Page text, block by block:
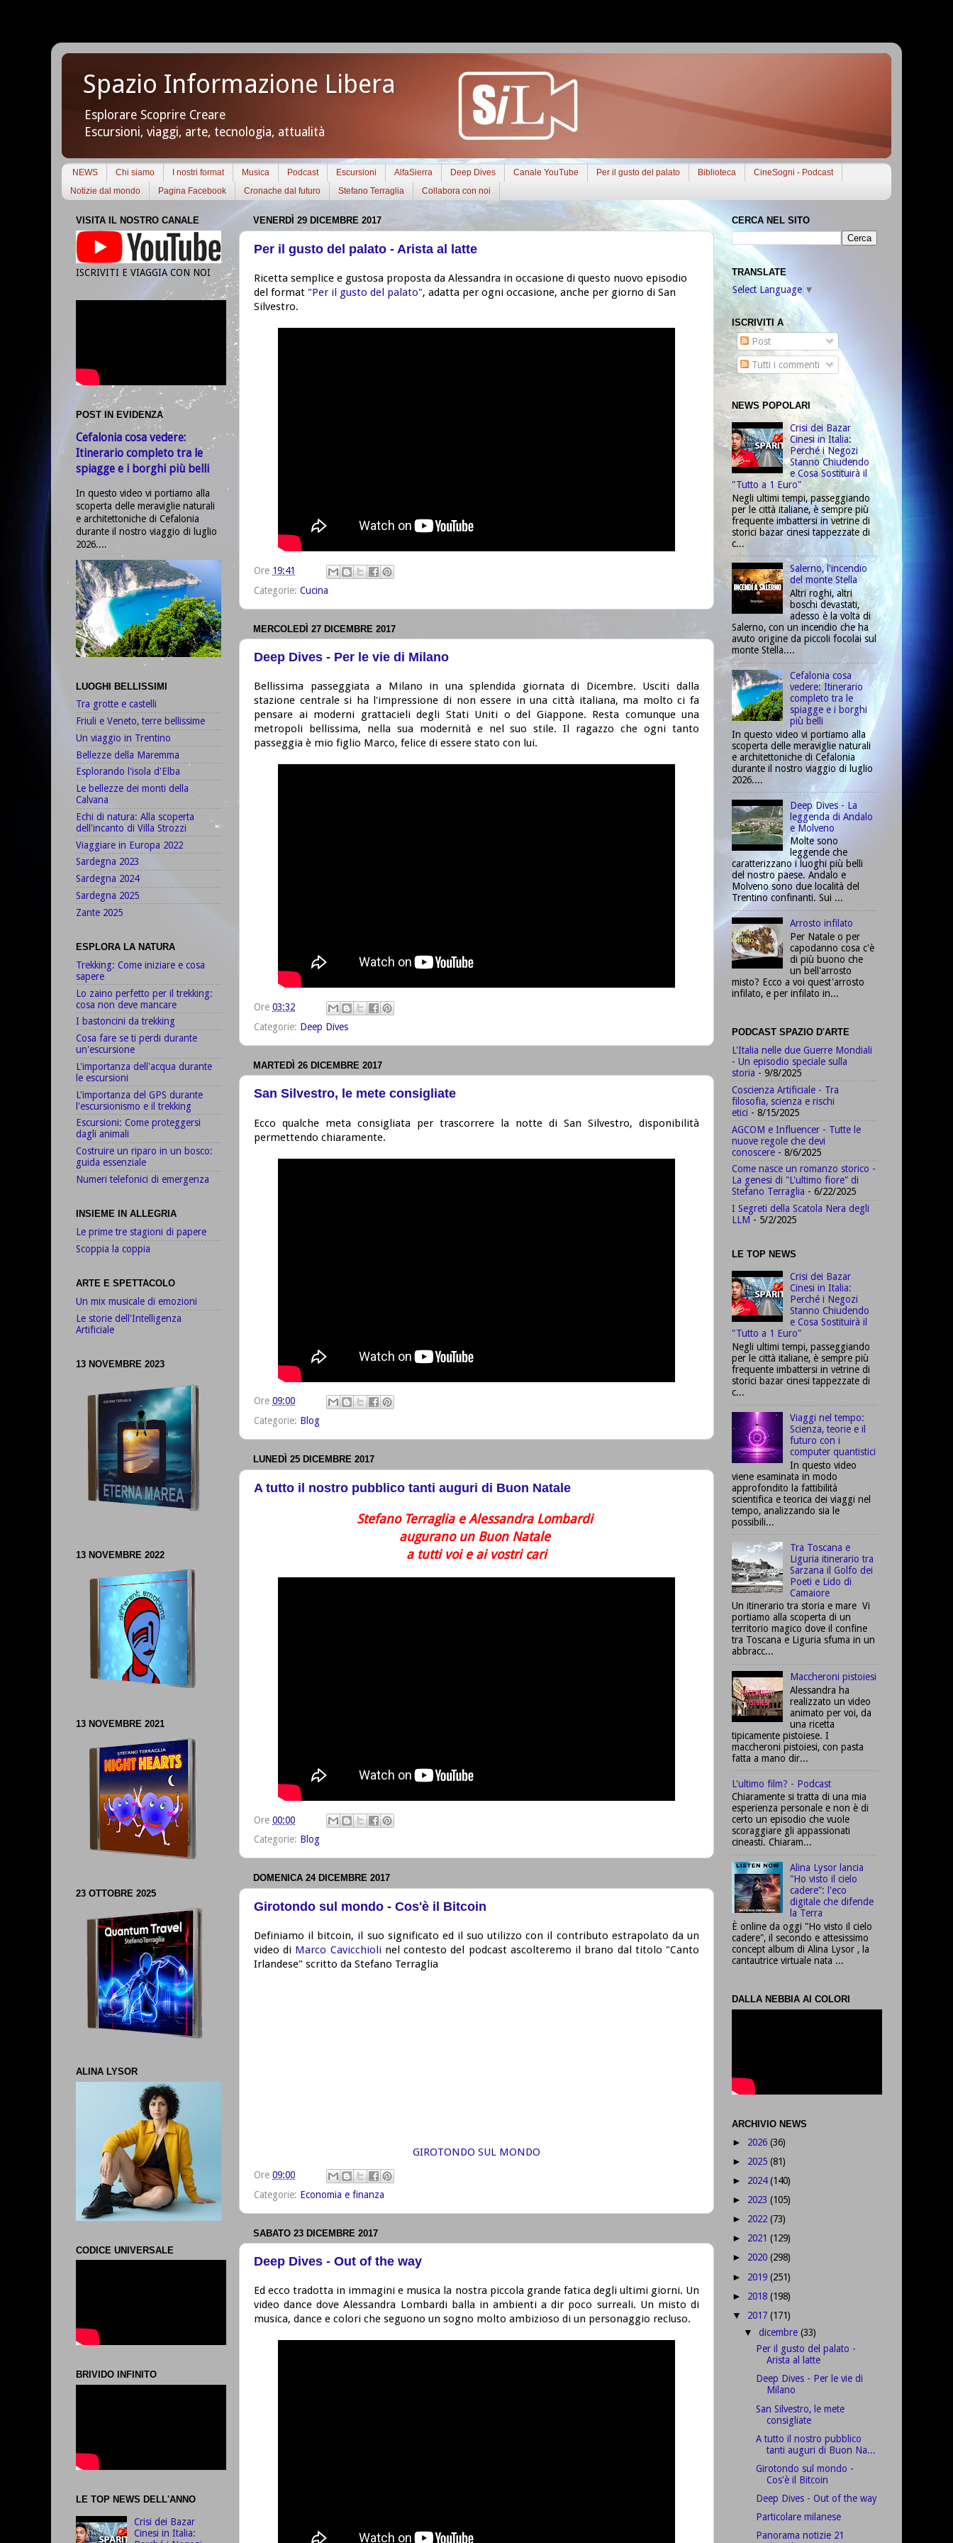
Spazio Informazione Libera
Esplorare Scoprire Creare
Escursioni, viaggi, arte, tecnologia, attualità
NEWS Chi siamo I nostri format Musica Podcast Escursioni AlfaSierra Deep Dives Canale YouTube Per il gusto del palato Biblioteca
CineSogni - Podcast
Notizie dal mondo
Pagina Facebook Cronache dal futuro Stefano Terraglia Collabora con noi
VENERDÌ 29 DICEMBRE 2017
Per il gusto del palato - Arista al latte
Ricetta semplice e gustosa proposta da Alessandra in occasione di questo nuovo episodio
del format "Per il gusto del palato", adatta per ogni occasione, anche per giorno di San
Silvestro.
Ore 19:41
Categorie: Cucina
MERCOLEDÌ 27 DICEMBRE 2017
Deep Dives - Per le vie di Milano
Bellissima passeggiata a Milano in una splendida giornata di Dicembre. Usciti dalla
stazione centrale si ha l'impressione di non essere in una città italiana, ma molto ci fa
pensare ai moderni grattacieli degli Stati Uniti o del Giappone. Resta comunque una
metropoli bellissima, nella sua modernità e nel suo stile. Il ragazzo che ogni tanto
passeggia è mio figlio Marco, felice di essere stato con lui.
Ore 03:32
Categorie: Deep Dives
MARTEDÌ 26 DICEMBRE 2017
San Silvestro, le mete consigliate
Ecco qualche meta consigliata per trascorrere la notte di San Silvestro, disponibilità
permettendo chiaramente.
Ore 09:00
Categorie: Blog
LUNEDÌ 25 DICEMBRE 2017
A tutto il nostro pubblico tanti auguri di Buon Natale
Stefano Terraglia e Alessandra Lombardi
augurano un Buon Natale
a tutti voi e ai vostri cari
Ore 00:00
Categorie: Blog
DOMENICA 24 DICEMBRE 2017
Girotondo sul mondo - Cos'è il Bitcoin
Definiamo il bitcoin, il suo significato ed il suo utilizzo con il contributo estrapolato da un
video di Marco Cavicchiolinel contesto del podcast ascolteremo il brano dal titolo "Canto
Irlandese" scritto da Stefano Terraglia
GIROTONDO SUL MONDO
Ore 09:00
Categorie: Economia e finanza
SABATO 23 DICEMBRE 2017
Deep Dives - Out of the way
Ed ecco tradotta in immagini e musica la nostra piccola grande fatica degli ultimi giorni. Un
video dance dove Alessandra Lombardi balla in ambienti a dir poco surreali. Un misto di
musica, dance e colori che seguono un sogno molto ambizioso di un personaggio recluso.
VISITA IL NOSTRO CANALE
ISCRIVITI E VIAGGIA CON NOI
POST IN EVIDENZA
Cefalonia cosa vedere:
Itinerario completo tra le
spiagge e i borghi più belli
In questo video vi portiamo alla
scoperta delle meraviglie naturali
e architettoniche di Cefalonia
durante il nostro viaggio di luglio
2026....
LUOGHI BELLISSIMI
Tra grotte e castelli
Friuli e Veneto, terre bellissime
Un viaggio in Trentino
Bellezze della Maremma
Esplorando l'isola d'Elba
Le bellezze dei monti della
Calvana
Echi di natura: Alla scoperta
dell'incanto di Villa Strozzi
Viaggiare in Europa 2022
Sardegna 2023
Sardegna 2024
Sardegna 2025
Zante 2025
ESPLORA LA NATURA
Trekking: Come iniziare e cosa
sapere
Lo zaino perfetto per il trekking:
cosa non deve mancare
I bastoncini da trekking
Cosa fare se ti perdi durante
un'escursione
L'importanza dell'acqua durante
le escursioni
L'importanza del GPS durante
l'escursionismo e il trekking
Escursioni: Come proteggersi
dagli animali
Costruire un riparo in un bosco:
guida essenziale
Numeri telefonici di emergenza
INSIEME IN ALLEGRIA
Le prime tre stagioni di papere
Scoppia la coppia
ARTE E SPETTACOLO
Un mix musicale di emozioni
Le storie dell'Intelligenza
Artificiale
13 NOVEMBRE 2023
13 NOVEMBRE 2022
13 NOVEMBRE 2021
23 OTTOBRE 2025
ALINA LYSOR
CODICE UNIVERSALE
BRIVIDO INFINITO
LE TOP NEWS DELL'ANNO
Crisi dei Bazar
Cinesi in Italia:
CERCA NEL SITO
TRANSLATE
Select Language ▼
ISCRIVITI A
Post
Tutti i commenti
NEWS POPOLARI
Crisi dei Bazar
Cinesi in Italia:
Perché i Negozi
Stanno Chiudendo
e Cosa Sostituirà il
"Tutto a 1 Euro"
Negli ultimi tempi, passeggiando
per le città italiane, è sempre più
frequente imbattersi in vetrine di
storici bazar cinesi tappezzate di
c...
Salerno, l'incendio
del monte Stella
Altri roghi, altri
boschi devastati,
adesso è la volta di
Salerno, con un incendio che ha
avuto origine da piccoli focolai sul
monte Stella....
Cefalonia cosa
vedere: Itinerario
completo tra le
spiagge e i borghi
più belli
In questo video vi portiamo alla
scoperta delle meraviglie naturali
e architettoniche di Cefalonia
durante il nostro viaggio di luglio
2026....
Deep Dives - La
leggenda di Andalo
e Molveno
Molte sono
leggende che
caratterizzano i luoghi più belli
del nostro paese. Andalo e
Molveno sono due località del
Trentino confinanti. Sui ...
Arrosto infilato
Per Natale o per
capodanno cosa c'è
di più buono che
un bell'arrosto
misto? Ecco a voi quest'arrosto
infilato, e per infilato in...
PODCAST SPAZIO D'ARTE
L'Italia nelle due Guerre Mondiali
- Un episodio speciale sulla
storia - 9/8/2025
Coscienza Artificiale - Tra
filosofia, scienza e rischi
etici - 8/15/2025
AGCOM e Influencer - Tutte le
nuove regole che devi
conoscere - 8/6/2025
Come nasce un romanzo storico -
La genesi di "L'ultimo fiore" di
Stefano Terraglia - 6/22/2025
I Segreti della Scatola Nera degli
LLM - 5/2/2025
LE TOP NEWS
Crisi dei Bazar
Cinesi in Italia:
Perché i Negozi
Stanno Chiudendo
e Cosa Sostituirà il
"Tutto a 1 Euro"
Negli ultimi tempi, passeggiando
per le città italiane, è sempre più
frequente imbattersi in vetrine di
storici bazar cinesi tappezzate di
c...
Viaggi nel tempo:
Scienza, teorie e il
futuro con i
computer quantistici
In questo video
viene esaminata in modo
approfondito la fattibilità
scientifica e teorica dei viaggi nel
tempo, analizzando sia le
possibili...
Tra Toscana e
Liguria itinerario tra
Sarzana il Golfo dei
Poeti e Lido di
Camaiore
Un itinerario tra storia e mare Vi
portiamo alla scoperta di un
territorio magico dove il confine
tra Toscana e Liguria sfuma in un
abbracc...
Maccheroni pistoiesi
Alessandra ha
realizzato un video
animato per voi, da
una ricetta
tipicamente pistoiese. I
maccheroni pistoiesi, con pasta
fatta a mano dir...
L'ultimo film? - Podcast
Chiaramente si tratta di una mia
esperienza personale e non è di
certo un episodio che vuole
scoraggiare gli appassionati
cineasti. Chiaram...
Alina Lysor lancia
"Ho visto il cielo
cadere": l'eco
digitale che difende
la Terra
È online da oggi "Ho visto il cielo
cadere", il secondo e attesissimo
concept album di Alina Lysor , la
cantautrice virtuale nata ...
DALLA NEBBIA AI COLORI
ARCHIVIO NEWS
► 2026 (36)
► 2025 (81)
► 2024(140)
► 2023 (105)
► 2022 (73)
► 2021 (129)
► 2020 (298)
► 2019 (251)
► 2018 (198)
▼ 2017 (171)
▼dicembre(33)
Per il gusto del palato -
Arista al latte
Deep Dives - Per le vie di
Milano
San Silvestro, le mete
consigliate
A tutto il nostro pubblico
tanti auguri di Buon Na...
Girotondo sul mondo -
Cos'è il Bitcoin
Deep Dives - Out of the way
Particolare milanese
Panorama notizie 21